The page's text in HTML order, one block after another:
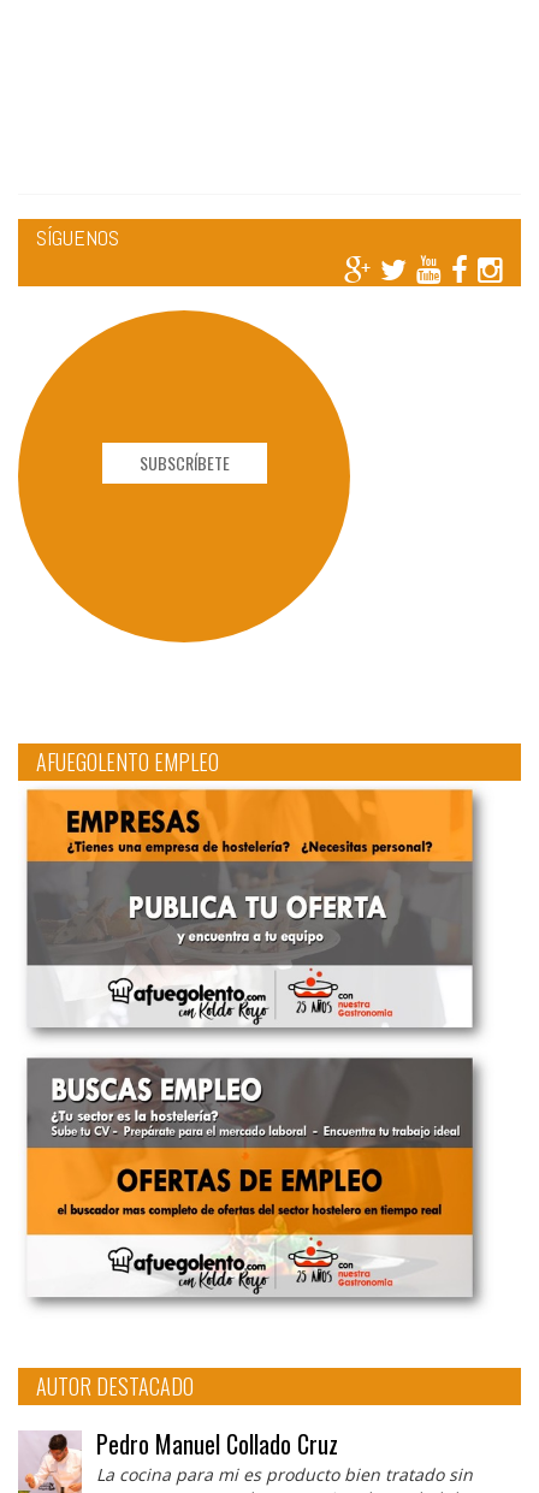
SÍGUENOS
SUBSCRÍBETE
AFUEGOLENTO EMPLEO
AUTOR DESTACADO
Pedro Manuel Collado Cruz
La cocina para mi es producto bien tratado sin